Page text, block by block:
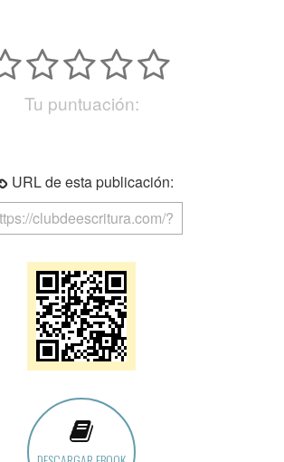
Tu puntuación:
URL de esta publicación: